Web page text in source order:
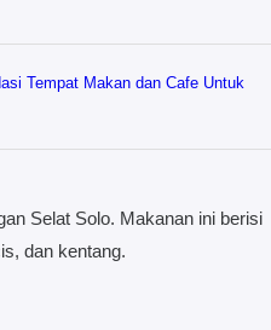
Tempat Makan dan Cafe Untuk
Selat Solo. Makanan ini berisi
dan kentang.